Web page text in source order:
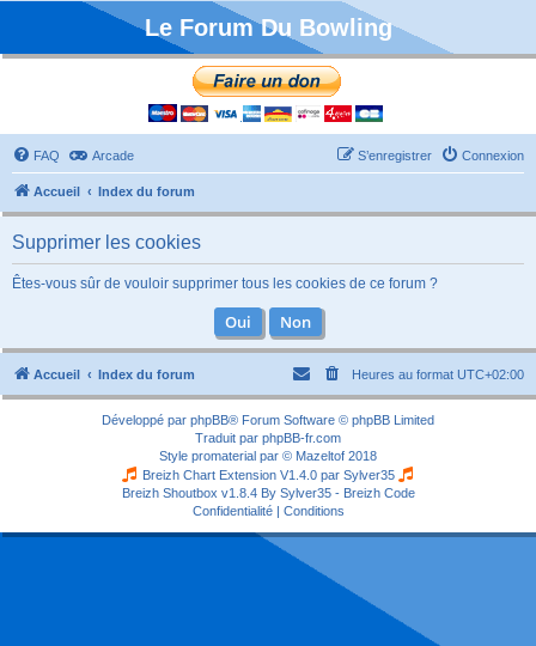
Le Forum Du Bowling
FAQ Arcade Connexion
S’enregistrer
Accueil Index du forum
Supprimer les cookies
Êtes-vous sûr de vouloir supprimer tous les cookies de ce forum ?
Accueil Index du forum Heures au format UTC+02:00
Développé par phpBB® Forum Software © phpBB Limited
Traduit par phpBB-fr.com
Style promaterial par © Mazeltof 2018
Breizh Chart Extension V1.4.0 par Sylver35
Breizh Shoutbox v1.8.4 By Sylver35 - Breizh Code
Confidentialité| Conditions